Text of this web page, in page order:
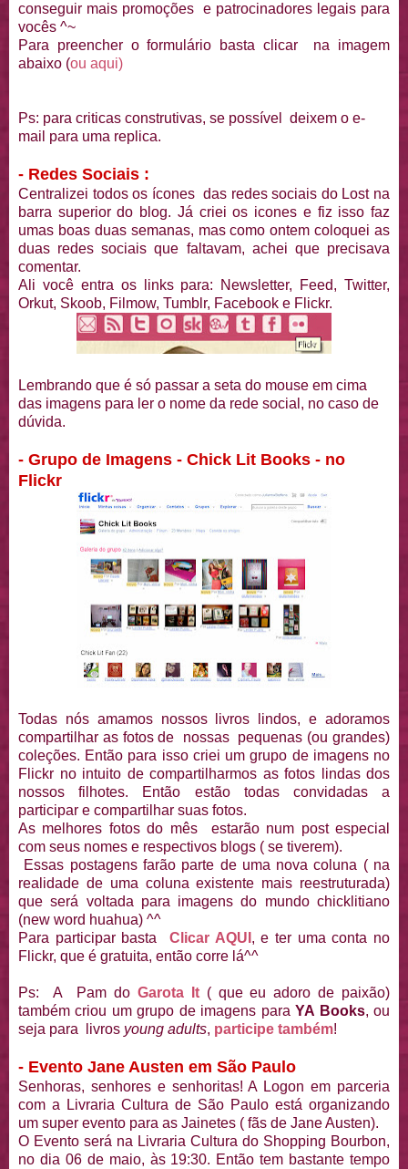
conseguir mais promoções e patrocinadores legais para
vocês ^~
Para preencher o formulário basta clicar na imagem
abaixo (ou aqui)
Ps: para criticas construtivas, se possível deixem o e-
mail para uma replica.
- Redes Sociais :
Centralizei todos os ícones das redes sociais do Lost na
barra superior do blog. Já criei os icones e fiz isso faz
umas boas duas semanas, mas como ontem coloquei as
duas redes sociais que faltavam, achei que precisava
comentar.
Ali você entra os links para: Newsletter, Feed, Twitter,
Orkut, Skoob, Filmow, Tumblr, Facebook e Flickr.
Lembrando que é só passar a seta do mouse em cima
das imagens para ler o nome da rede social, no caso de
dúvida.
- Grupo de Imagens - Chick Lit Books - no
Flickr
Todas nós amamos nossos livros lindos, e adoramos
compartilhar as fotos de nossas pequenas (ou grandes)
coleções. Então para isso criei um grupo de imagens no
Flickr no intuito de compartilharmos as fotos lindas dos
nossos filhotes. Então estão todas convidadas a
participar e compartilhar suas fotos.
As melhores fotos do mês estarão num post especial
com seus nomes e respectivos blogs ( se tiverem).
Essas postagens farão parte de uma nova coluna ( na
realidade de uma coluna existente mais reestruturada)
que será voltada para imagens do mundo chicklitiano
(new word huahua) ^^
Para participar basta Clicar AQUI , e ter uma conta no
Flickr, que é gratuita, então corre lá^^
Ps: A Pam doGarota It( que eu adoro de paixão)
também criou um grupo de imagens para YA Books, ou
seja para livros young adults, participe também!
- Evento Jane Austen em São Paulo
Senhoras, senhores e senhoritas! A Logon em parceria
com a Livraria Cultura de São Paulo está organizando
um super evento para as Jainetes ( fãs de Jane Austen).
O Evento será na Livraria Cultura do Shopping Bourbon,
no dia 06 de maio, às 19:30. Então tem bastante tempo